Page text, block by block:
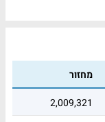
מחזור
2,009,321